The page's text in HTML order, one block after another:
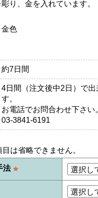
り、金を入れています。
金色
約7日間
4日間（注文後中2日）で出
す。
お電話でお問合わせ下さい
03-3841-6191
は省略できません。
法 ★